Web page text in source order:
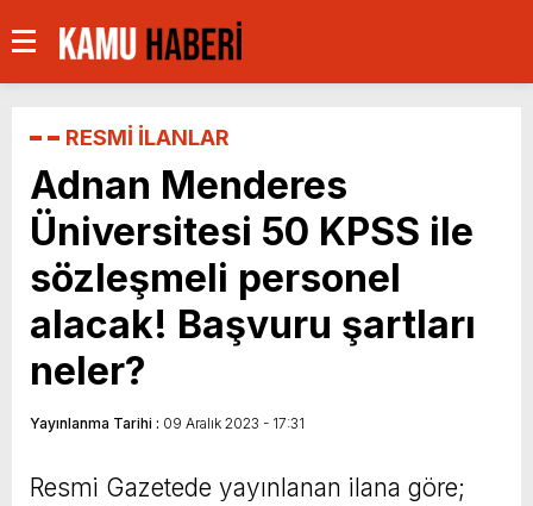
RESMİ İLANLAR
Adnan Menderes
Üniversitesi 50 KPSS ile
sözleşmeli personel
alacak! Başvuru şartları
neler?
Yayınlanma Tarihi : 09 Aralık 2023 - 17:31
Resmi Gazetede yayınlanan ilana göre;